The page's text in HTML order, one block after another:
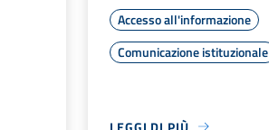
Accesso all'informazione
Comunicazione istituzionale